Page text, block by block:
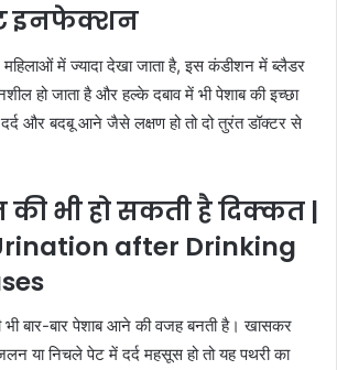
इनफेक्शन
में ज्यादा देखा जाता है, इस कंडीशन में ब्लैडर
हो जाता है और हल्के दबाव में भी पेशाब की इच्छा
और बदबू आने जैसे लक्षण हो तो दो तुरंत डॉक्टर से
की भी हो सकती है दिक्कत |
after Drinking
भी बार-बार पेशाब आने की वजह बनती है। खासकर
या निचले पेट में दर्द महसूस हो तो यह पथरी का